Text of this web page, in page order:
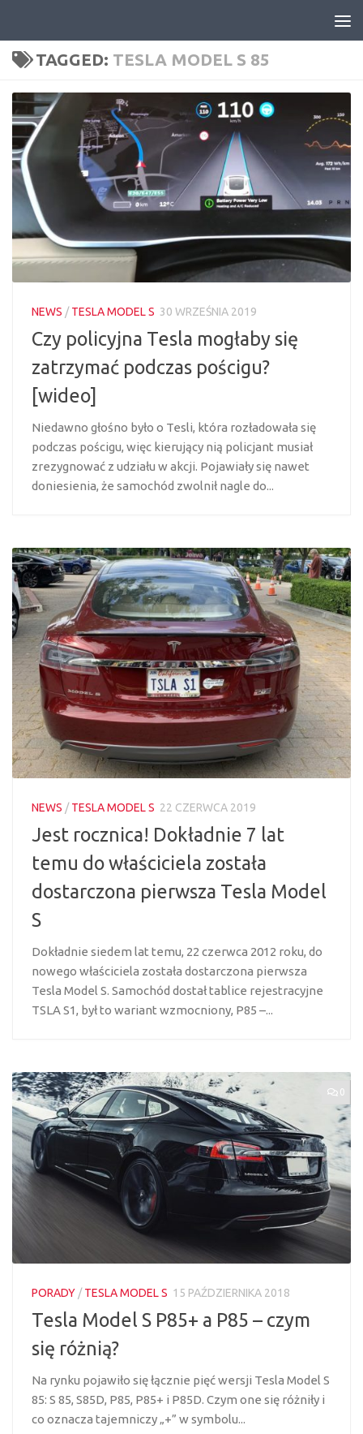
TAGGED: TESLA MODEL S 85
NEWS /TESLA MODEL S 30 WRZEŚNIA 2019
Czy policyjna Tesla mogłaby się
zatrzymać podczas pościgu?
[wideo]
Niedawno głośno było o Tesli, która rozładowała się
podczas pościgu, więc kierujący nią policjant musiał
zrezygnować z udziału w akcji. Pojawiały się nawet
doniesienia, że samochód zwolnił nagle do...
NEWS /TESLA MODEL S 22 CZERWCA 2019
Jest rocznica! Dokładnie 7 lat
temu do właściciela została
dostarczona pierwsza Tesla Model
S
Dokładnie siedem lat temu, 22 czerwca 2012 roku, do
nowego właściciela została dostarczona pierwsza
Tesla Model S. Samochód dostał tablice rejestracyjne
TSLA S1, był to wariant wzmocniony, P85 –...
0
PORADY /TESLA MODEL S 15 PAŹDZIERNIKA 2018
Tesla Model S P85+ a P85 – czym
się różnią?
Na rynku pojawiło się łącznie pięć wersji Tesla Model S
85: S 85, S85D, P85, P85+ i P85D. Czym one się różniły i
co oznacza tajemniczy „+” w symbolu...